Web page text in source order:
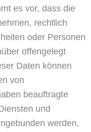
es vor, dass die
rechtlich
oder Personen
offengelegt
Daten können
von
beauftragte
und
werden,